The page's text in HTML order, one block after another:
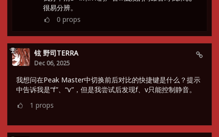
很易分辨。
0 props
铉 野司TERRA
Dec 06, 2025
我想问在Peak Master中切换前后对比的快捷键是什么？提示
中告诉我是“f”、“v”，但是我尝试后发现f、v只能控制静音。
1 props